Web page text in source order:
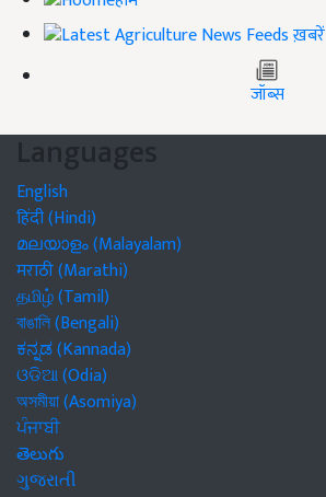
ख़बरें
जॉब्स
Languages
English
हिंदी (Hindi)
മലയാളം (Malayalam)
मराठी (Marathi)
தமிழ் (Tamil)
বাঙালি (Bengali)
ಕನ್ನಡ (Kannada)
ଓଡିଆ (Odia)
অসমীয়া (Asomiya)
ਪੰਜਾਬੀ
తెలుగు
ગુજરાતી